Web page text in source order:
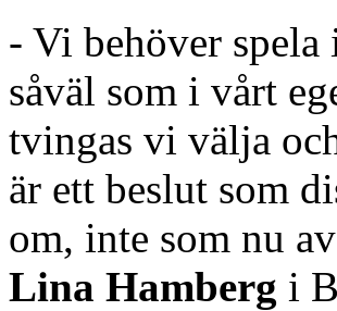
- Vi behöver
såväl som i vårt
tvingas vi välja
är ett beslut som
om, inte som nu
Lina Hamberg i